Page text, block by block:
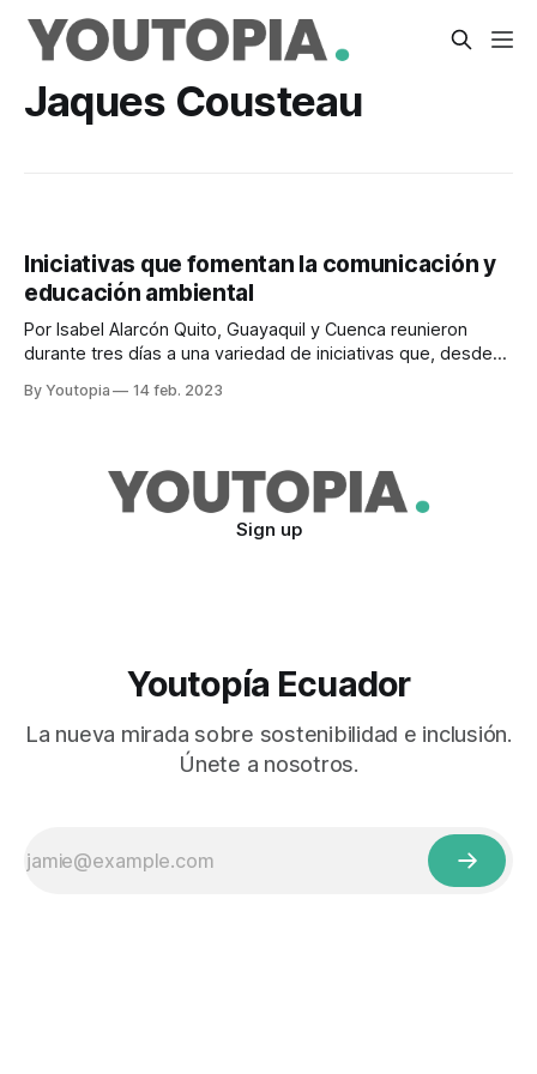
Jaques Cousteau
Iniciativas que fomentan la comunicación y
educación ambiental
Por Isabel Alarcón Quito, Guayaquil y Cuenca reunieron
durante tres días a una variedad de iniciativas que, desde
su biodiversidad. Del 24 al 26 de enero del 2023 se llevó a
By Youtopia 14 feb. 2023
Sign up
Youtopía Ecuador
La nueva mirada sobre sostenibilidad e inclusión.
Únete a nosotros.